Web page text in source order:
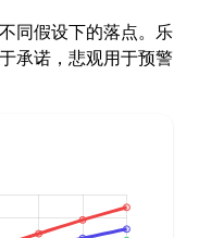
同假设下的落点。乐
承诺，悲观用于预警